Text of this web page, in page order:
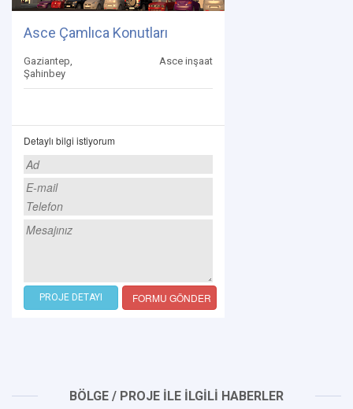
Asce Çamlıca Konutları
Gaziantep,
Şahinbey
Asce inşaat
Detaylı bilgi istiyorum
PROJE DETAYI FORMU GÖNDER
BÖLGE / PROJE İLE İLGİLİ HABERLER